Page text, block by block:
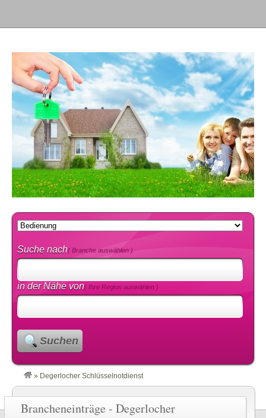
Suche nach( Branche auswählen )
in der Nähe von( Ihre Region auswählen )
Suchen
» Degerlocher Schlüsselnotdienst
Brancheneinträge - Degerlocher